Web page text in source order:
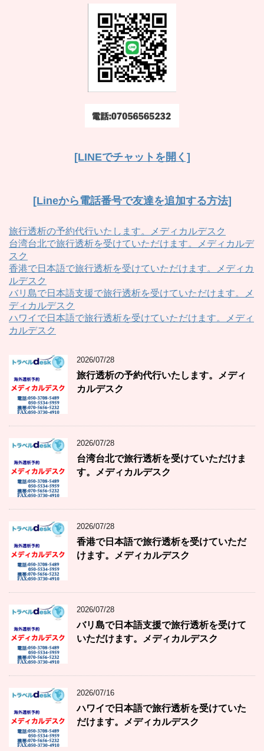
[LINEでチャットを開く]
[Lineから電話番号で友達を追加する方法]
旅行透析の予約代行いたします。メディカルデスク
台湾台北で旅行透析を受けていただけます。メディカルデ
スク
香港で日本語で旅行透析を受けていただけます。メディカ
ルデスク
バリ島で日本語支援で旅行透析を受けていただけます。メ
ディカルデスク
ハワイで日本語で旅行透析を受けていただけます。メディ
カルデスク
2026/07/28
旅行透析の予約代行いたします。メディ
カルデスク
2026/07/28
台湾台北で旅行透析を受けていただけま
す。メディカルデスク
2026/07/28
香港で日本語で旅行透析を受けていただ
けます。メディカルデスク
2026/07/28
バリ島で日本語支援で旅行透析を受けて
いただけます。メディカルデスク
2026/07/16
ハワイで日本語で旅行透析を受けていた
だけます。メディカルデスク